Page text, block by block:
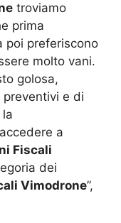
troviamo
prima
poi preferiscono
molto vani.
golosa,
e di
a
Fiscali
dei
Vimodrone”,